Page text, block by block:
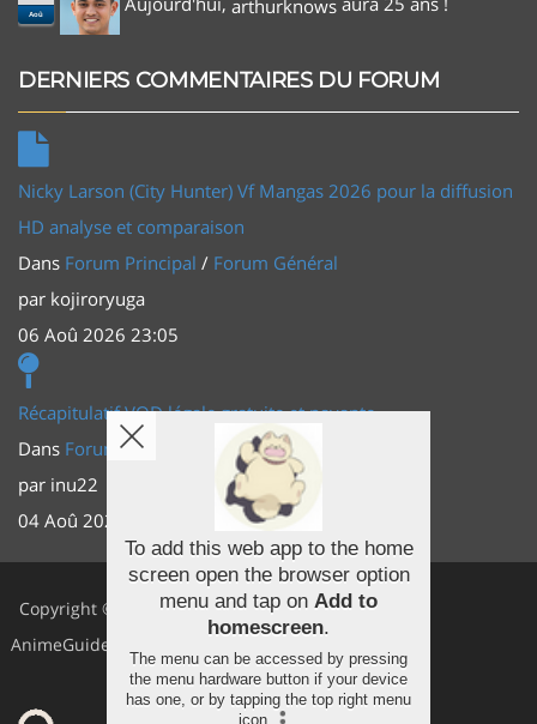
Aoû arthurknows
DERNIERS COMMENTAIRES DU FORUM
Nicky Larson (City Hunter) Vf Mangas 2026 pour la diffusion
HD analyse et comparaison
Dans Forum Principal / Forum Général
par kojiroryuga
06 Aoû 2026 23:05
Récapitulatif VOD légale gratuite et payante
Dans Forum Principal
Actus (TV, vidéo, web)
par inu22
04 Aoû 2026 20:30
Copyright ©
AnimeGuides
Facebook
Youtube
Twitter
To add this web app to the home
screen open the browser option
menu and tap on Add to
homescreen.
The menu can be accessed by pressing
the menu hardware button if your device
has one, or by tapping the top right menu
icon